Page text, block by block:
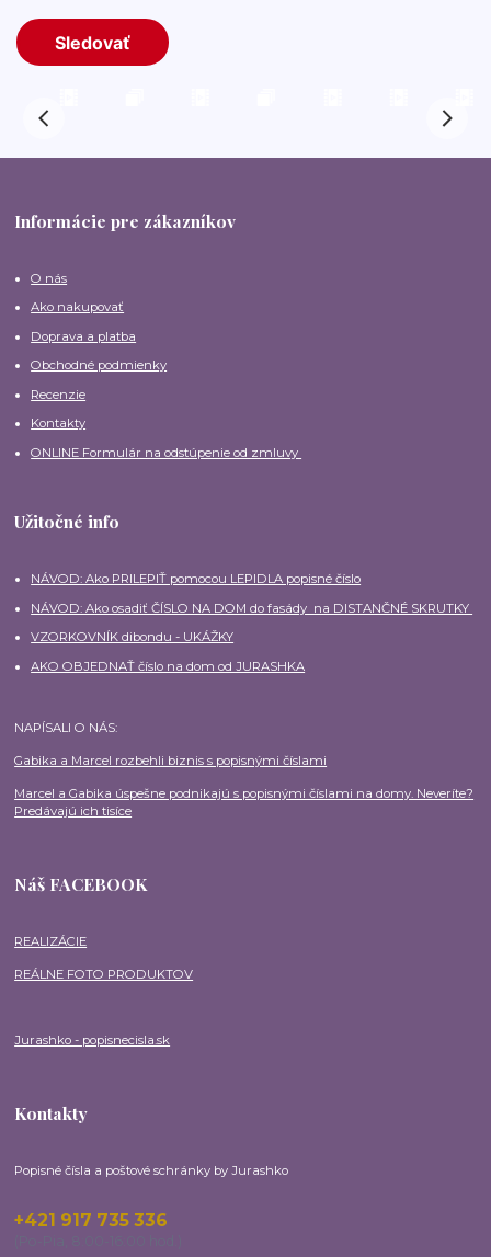
Informácie pre zákazníkov
O nás
Ako nakupovať
Doprava a platba
Obchodné podmienky
Recenzie
Kontakty
ONLINE Formulár na odstúpenie od zmluvy
Užitočné info
NÁVOD: Ako PRILEPIŤ pomocou LEPIDLA popisné číslo
NÁVOD: Ako osadiť ČÍSLO NA DOM do fasády na DISTANČNÉ SKRUTKY
VZORKOVNÍK dibondu - UKÁŽKY
AKO OBJEDNAŤ číslo na dom od JURASHKA
NAPÍSALI O NÁS:
Gabika a Marcel rozbehli biznis s popisnými číslami
Marcel a Gabika úspešne podnikajú s popisnými číslami na domy. Neveríte?
Predávajú ich tisíce
Náš FACEBOOK
REALIZÁCIE
REÁLNE FOTO PRODUKTOV
Jurashko - popisnecisla.sk
Kontakty
Popisné čísla a poštové schránky by Jurashko
+421 917 735 336